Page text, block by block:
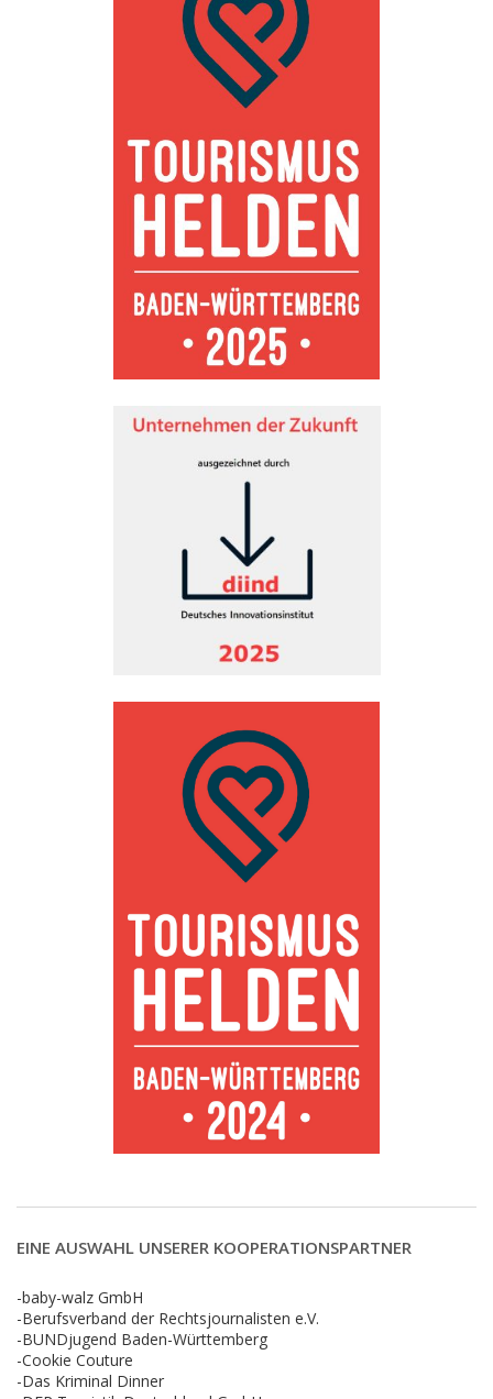
EINE AUSWAHL UNSERER KOOPERATIONSPARTNER
-baby-walz GmbH
-Berufsverband der Rechtsjournalisten e.V.
-BUNDjugend Baden-Württemberg
-Cookie Couture
-Das Kriminal Dinner